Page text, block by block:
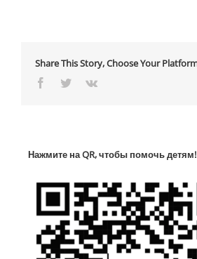
Share This Story, Choose Your
Facebook
TwitterVk
Нажмите на QR, чтобы помочь детям!